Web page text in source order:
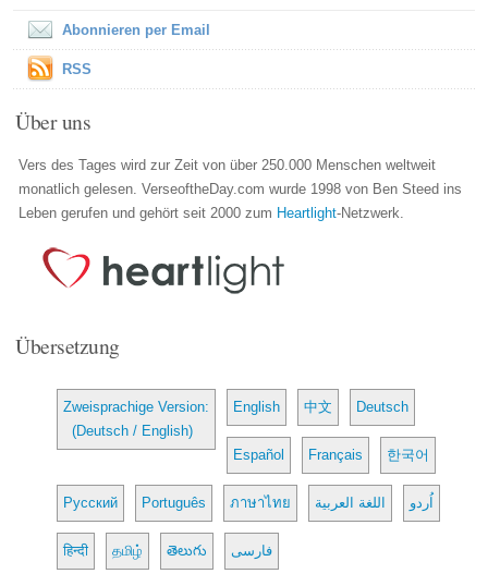
Abonnieren per Email
RSS
Über uns
Vers des Tages wird zur Zeit von über 250.000 Menschen weltweit
monatlich gelesen. VerseoftheDay.com wurde 1998 von Ben Steed ins
Leben gerufen und gehört seit 2000 zum Heartlight-Netzwerk.
Übersetzung
Zweisprachige Version:
(Deutsch / English)
English 中文 Deutsch
Español Français 한국어
Русский Português ภาษาไทย اللغة العربية اُردو
हिन्दी தமிழ் తెలుగు فارسی